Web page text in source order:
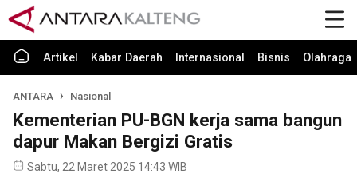
Artikel Kabar Daerah Internasional Bisnis Olahraga
ANTARA Nasional
Kementerian PU-BGN kerja sama bangun
dapur Makan Bergizi Gratis
Sabtu, 22 Maret 2025 14:43 WIB